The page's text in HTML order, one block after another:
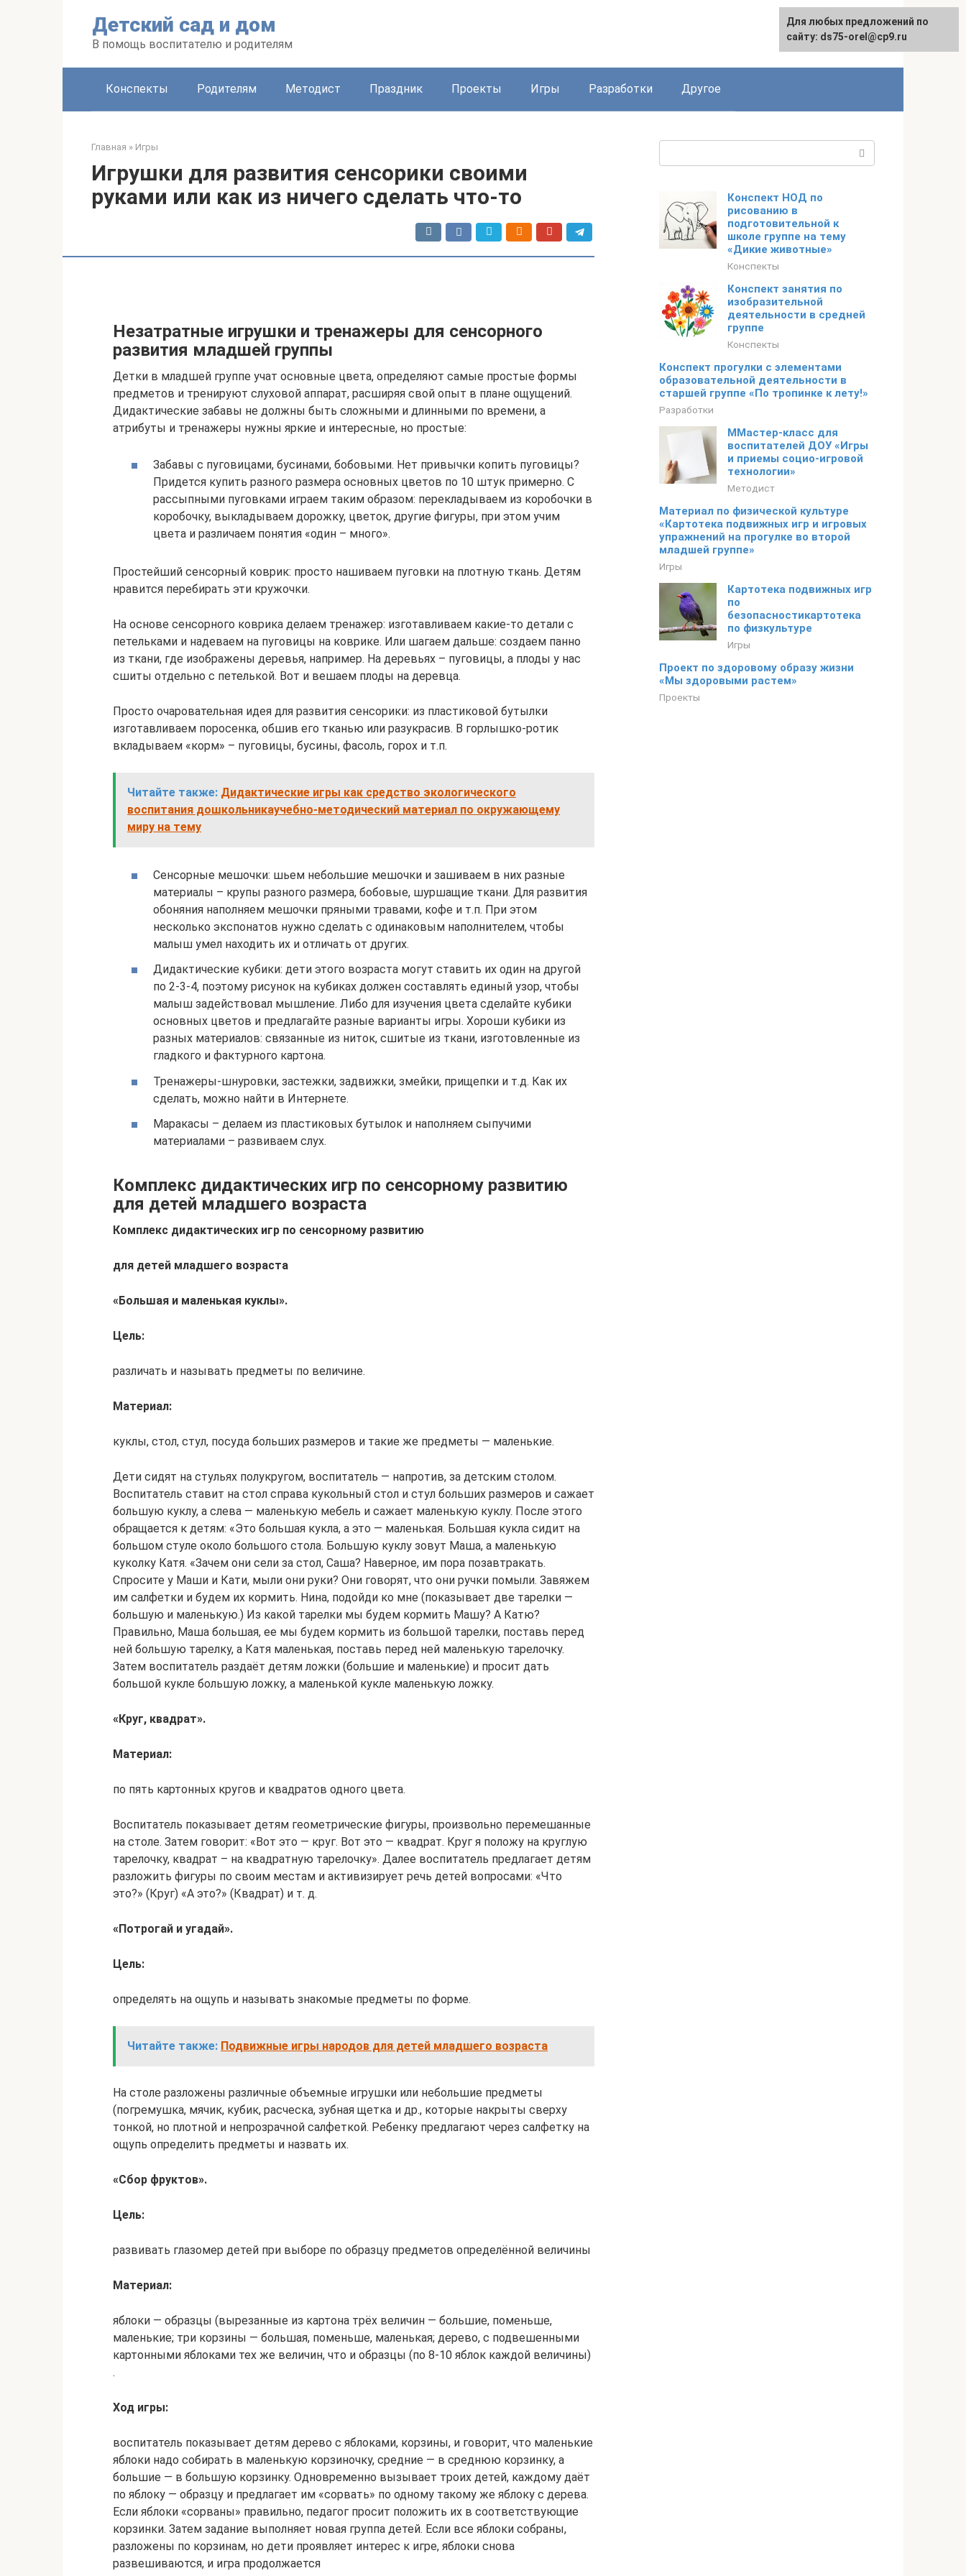
Детский сад и дом
В помощь воспитателю и родителям
Конспекты Родителям Методист Праздник Проекты Игры Разработки Другое
Главная » Игры
Игрушки для развития сенсорики своими
руками или как из ничего сделать что-то
Незатратные игрушки и тренажеры для сенсорного
развития младшей группы
Детки в младшей группе учат основные цвета, определяют самые простые формы
предметов и тренируют слуховой аппарат, расширяя свой опыт в плане ощущений.
Дидактические забавы не должны быть сложными и длинными по времени, а
атрибуты и тренажеры нужны яркие и интересные, но простые:
Забавы с пуговицами, бусинами, бобовыми. Нет привычки копить пуговицы?
Придется купить разного размера основных цветов по 10 штук примерно. С
рассыпными пуговками играем таким образом: перекладываем из коробочки в
коробочку, выкладываем дорожку, цветок, другие фигуры, при этом учим
цвета и различаем понятия «один – много».
Простейший сенсорный коврик: просто нашиваем пуговки на плотную ткань. Детям
нравится перебирать эти кружочки.
На основе сенсорного коврика делаем тренажер: изготавливаем какие-то детали с
петельками и надеваем на пуговицы на коврике. Или шагаем дальше: создаем панно
из ткани, где изображены деревья, например. На деревьях – пуговицы, а плоды у нас
сшиты отдельно с петелькой. Вот и вешаем плоды на деревца.
Просто очаровательная идея для развития сенсорики: из пластиковой бутылки
изготавливаем поросенка, обшив его тканью или разукрасив. В горлышко-ротик
вкладываем «корм» – пуговицы, бусины, фасоль, горох и т.п.
Читайте также: Дидактические игры как средство экологического
воспитания дошкольникаучебно-методический материал по окружающему
миру на тему
Сенсорные мешочки: шьем небольшие мешочки и зашиваем в них разные
материалы – крупы разного размера, бобовые, шуршащие ткани. Для развития
обоняния наполняем мешочки пряными травами, кофе и т.п. При этом
несколько экспонатов нужно сделать с одинаковым наполнителем, чтобы
малыш умел находить их и отличать от других.
Дидактические кубики: дети этого возраста могут ставить их один на другой
по 2-3-4, поэтому рисунок на кубиках должен составлять единый узор, чтобы
малыш задействовал мышление. Либо для изучения цвета сделайте кубики
основных цветов и предлагайте разные варианты игры. Хороши кубики из
разных материалов: связанные из ниток, сшитые из ткани, изготовленные из
гладкого и фактурного картона.
Тренажеры-шнуровки, застежки, задвижки, змейки, прищепки и т.д. Как их
сделать, можно найти в Интернете.
Маракасы – делаем из пластиковых бутылок и наполняем сыпучими
материалами – развиваем слух.
Комплекс дидактических игр по сенсорному развитию
для детей младшего возраста
Комплекс дидактических игр по сенсорному развитию
для детей младшего возраста
«Большая и маленькая куклы».
Цель:
различать и называть предметы по величине.
Материал:
куклы, стол, стул, посуда больших размеров и такие же предметы — маленькие.
Дети сидят на стульях полукругом, воспитатель — напротив, за детским столом.
Воспитатель ставит на стол справа кукольный стол и стул больших размеров и сажает
большую куклу, а слева — маленькую мебель и сажает маленькую куклу. После этого
обращается к детям: «Это большая кукла, а это — маленькая. Большая кукла сидит на
большом стуле около большого стола. Большую куклу зовут Маша, а маленькую
куколку Катя. «Зачем они сели за стол, Саша? Наверное, им пора позавтракать.
Спросите у Маши и Кати, мыли они руки? Они говорят, что они ручки помыли. Завяжем
им салфетки и будем их кормить. Нина, подойди ко мне (показывает две тарелки —
большую и маленькую.) Из какой тарелки мы будем кормить Машу? А Катю?
Правильно, Маша большая, ее мы будем кормить из большой тарелки, поставь перед
ней большую тарелку, а Катя маленькая, поставь перед ней маленькую тарелочку.
Затем воспитатель раздаёт детям ложки (большие и маленькие) и просит дать
большой кукле большую ложку, а маленькой кукле маленькую ложку.
«Круг, квадрат».
Материал:
по пять картонных кругов и квадратов одного цвета.
Воспитатель показывает детям геометрические фигуры, произвольно перемешанные
на столе. Затем говорит: «Вот это — круг. Вот это — квадрат. Круг я положу на круглую
тарелочку, квадрат – на квадратную тарелочку». Далее воспитатель предлагает детям
разложить фигуры по своим местам и активизирует речь детей вопросами: «Что
это?» (Круг) «А это?» (Квадрат) и т. д.
«Потрогай и угадай».
Цель:
определять на ощупь и называть знакомые предметы по форме.
Читайте также: Подвижные игры народов для детей младшего возраста
На столе разложены различные объемные игрушки или небольшие предметы
(погремушка, мячик, кубик, расческа, зубная щетка и др., которые накрыты сверху
тонкой, но плотной и непрозрачной салфеткой. Ребенку предлагают через салфетку на
ощупь определить предметы и назвать их.
«Сбор фруктов».
Цель:
развивать глазомер детей при выборе по образцу предметов определённой величины
Материал:
яблоки — образцы (вырезанные из картона трёх величин — большие, поменьше,
маленькие; три корзины — большая, поменьше, маленькая; дерево, с подвешенными
картонными яблоками тех же величин, что и образцы (по 8-10 яблок каждой величины)
.
Ход игры:
воспитатель показывает детям дерево с яблоками, корзины, и говорит, что маленькие
яблоки надо собирать в маленькую корзиночку, средние — в среднюю корзинку, а
большие — в большую корзинку. Одновременно вызывает троих детей, каждому даёт
по яблоку — образцу и предлагает им «сорвать» по одному такому же яблоку с дерева.
Если яблоки «сорваны» правильно, педагог просит положить их в соответствующие
корзинки. Затем задание выполняет новая группа детей. Если все яблоки собраны,
разложены по корзинам, но дети проявляет интерес к игре, яблоки снова
развешиваются, и игра продолжается
Конспект НОД по
рисованию в
подготовительной к
школе группе на тему
«Дикие животные»
Конспекты
Конспект занятия по
изобразительной
деятельности в средней
группе
Конспекты
Конспект прогулки с элементами
образовательной деятельности в
старшей группе «По тропинке к лету!»
Разработки
ММастер-класс для
воспитателей ДОУ «Игры
и приемы социо-игровой
технологии»
Методист
Материал по физической культуре
«Картотека подвижных игр и игровых
упражнений на прогулке во второй
младшей группе»
Игры
Картотека подвижных игр
по
безопасностикартотека
по физкультуре
Игры
Проект по здоровому образу жизни
«Мы здоровыми растем»
Проекты
Для любых предложений по
сайту: ds75-orel@cp9.ru